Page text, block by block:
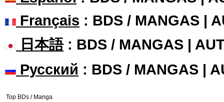
Français : BDS / MANGAS |
日本語: BDS / MANGAS |
Русский : BDS / MANGAS |
Top BDs / Manga